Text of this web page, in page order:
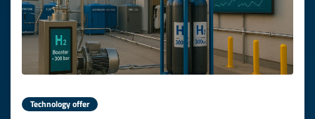
Technology offer